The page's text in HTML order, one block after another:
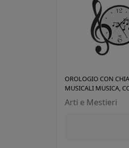
OROLOGIO CON
MUSICALI MUSICA,
Arti e Mestieri